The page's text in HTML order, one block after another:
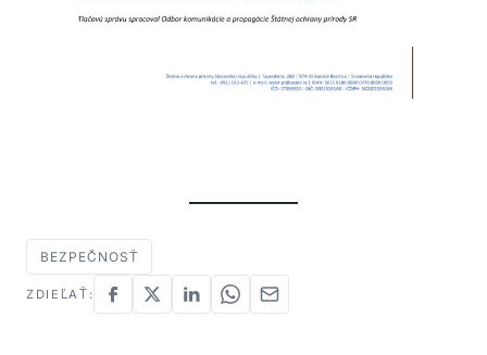
BEZPEČNOSŤ
ZDIEĽAŤ: